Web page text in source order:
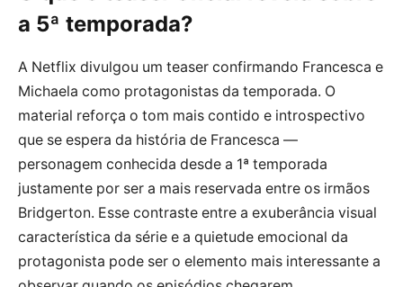
a 5ª temporada?
A Netflix divulgou um teaser confirmando Francesca e
Michaela como protagonistas da temporada. O
material reforça o tom mais contido e introspectivo
que se espera da história de Francesca —
personagem conhecida desde a 1ª temporada
justamente por ser a mais reservada entre os irmãos
Bridgerton. Esse contraste entre a exuberância visual
característica da série e a quietude emocional da
protagonista pode ser o elemento mais interessante a